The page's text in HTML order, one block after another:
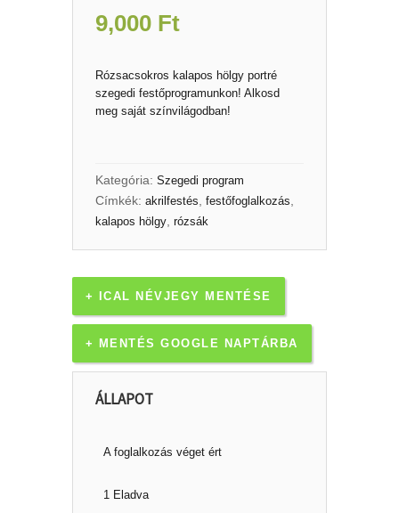
9,000 Ft
Rózsacsokros kalapos hölgy portré
szegedi festőprogramunkon! Alkosd
meg saját színvilágodban!
Kategória: Szegedi program
Címkék: akrilfestés festőfoglalkozás
kalapos hölgy, rózsák
+ ICAL NÉVJEGY MENTÉSE
+ MENTÉS GOOGLE NAPTÁRBA
ÁLLAPOT
A foglalkozás véget ért
1 Eladva